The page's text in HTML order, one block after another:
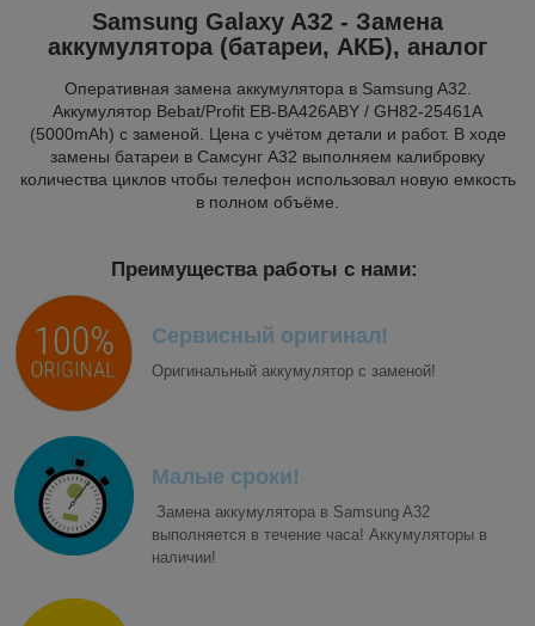
Samsung Galaxy A32 - Замена
аккумулятора (батареи, АКБ), аналог
Оперативная замена аккумулятора в Samsung A32.
Аккумулятор Bebat/Profit EB-BA426ABY / GH82-25461A
(5000mAh) с заменой. Цена с учётом детали и работ. В ходе
замены батареи в Самсунг А32 выполняем калибровку
количества циклов чтобы телефон использовал новую емкость
в полном объёме.
Преимущества работы с нами:
Сервисный оригинал!
Оригинальный аккумулятор с заменой!
Малые сроки!
Замена аккумулятора в Samsung A32
выполняется в течение часа! Аккумуляторы в
наличии!